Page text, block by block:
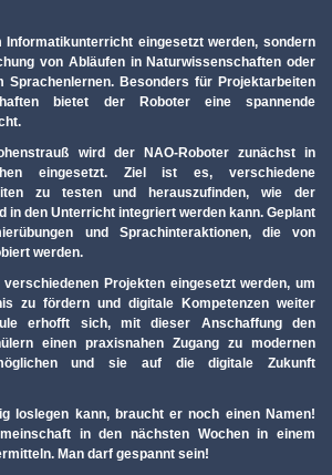
eingesetzt werden, sondern
von Abläufen in Naturwissenschaften oder
Sprachenlernen. Besonders für Projektarbeiten
bietet der Roboter eine spannende
wird der NAO-Roboter zunächst in
eingesetzt. Ziel ist es, verschiedene
zu testen und herauszufinden, wie der
in den Unterricht integriert werden kann. Geplant
und Sprachinteraktionen, die von
werden.
Projekten eingesetzt werden, um
zu fördern und digitale Kompetenzen weiter
erhofft sich, mit dieser Anschaffung den
einen praxisnahen Zugang zu modernen
und sie auf die digitale Zukunft
loslegen kann, braucht er noch einen Namen!
in den nächsten Wochen in einem
Man darf gespannt sein!